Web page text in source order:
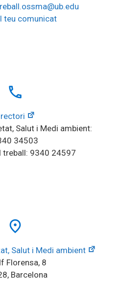
teu comunicat
local_phone
Salut i Medi ambient:
34503
treball: 9340 24597
place
Salut i Medi ambient
Florensa, 8
Barcelona